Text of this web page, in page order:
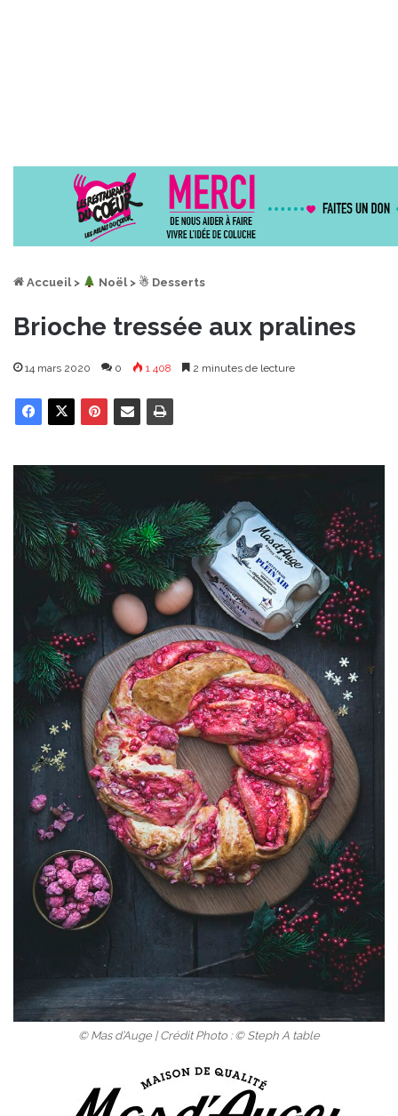
Accueil > ︎ Noël > ☃ Desserts
Brioche tressée aux pralines
14 mars 2020 0 1 408 2 minutes de lecture
© Mas d’Auge | Crédit Photo : © Steph A table